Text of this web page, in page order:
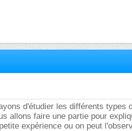
d'étudier les différents types
allons faire une partie pour
expérience ou on peut